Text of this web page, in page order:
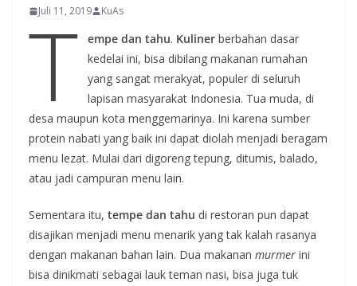
Juli 11, 2019 KuAs
T empe dan tahu. Kulinerberbahan dasar
kedelai ini, bisa dibilang makanan rumahan
yang sangat merakyat, populer di seluruh
lapisan masyarakat Indonesia. Tua muda, di
desa maupun kota menggemarinya. Ini karena sumber
protein nabati yang baik ini dapat diolah menjadi beragam
menu lezat. Mulai dari digoreng tepung, ditumis, balado,
atau jadi campuran menu lain.
Sementara itu, tempe dan tahu di restoran pun dapat
disajikan menjadi menu menarik yang tak kalah rasanya
dengan makanan bahan lain. Dua makanan murmer ini
bisa dinikmati sebagai lauk teman nasi, bisa juga tuk